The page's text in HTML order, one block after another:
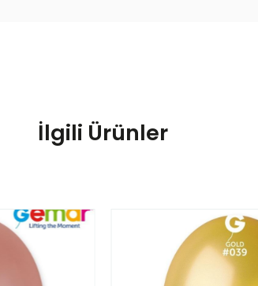
İlgili Ürünler